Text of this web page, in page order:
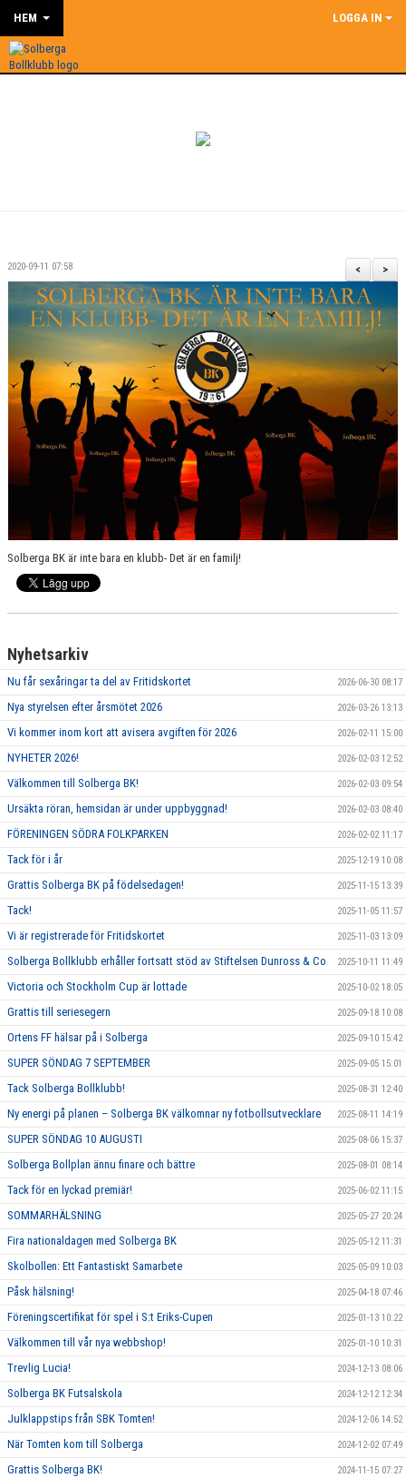
HEM LOGGA IN
>
<
2020-09-11 07:58
Solberga BK är inte bara en klubb- Det är en familj!
Nyhetsarkiv
Nu får sexåringar ta del av Fritidskortet 2026-06-30 08:17
Nya styrelsen efter årsmötet 2026 2026-03-26 13:13
Vi kommer inom kort att avisera avgiften för 2026 2026-02-11 15:00
NYHETER 2026! 2026-02-03 12:52
Välkommen till Solberga BK! 2026-02-03 09:54
Ursäkta röran, hemsidan är under uppbyggnad! 2026-02-03 08:40
FÖRENINGEN SÖDRA FOLKPARKEN 2026-02-02 11:17
Tack för i år 2025-12-19 10:08
Grattis Solberga BK på födelsedagen! 2025-11-15 13:39
Tack! 2025-11-05 11:57
Vi är registrerade för Fritidskortet 2025-11-03 13:09
Solberga Bollklubb erhåller fortsatt stöd av Stiftelsen Dunross & Co 2025-10-11 11:49
Victoria och Stockholm Cup är lottade 2025-10-02 18:05
Grattis till seriesegern 2025-09-18 10:08
Ortens FF hälsar på i Solberga 2025-09-10 15:42
SUPER SÖNDAG 7 SEPTEMBER 2025-09-05 15:01
Tack Solberga Bollklubb! 2025-08-31 12:40
Ny energi på planen – Solberga BK välkomnar ny fotbollsutvecklare 2025-08-11 14:19
SUPER SÖNDAG 10 AUGUSTI 2025-08-06 15:37
Solberga Bollplan ännu finare och bättre 2025-08-01 08:14
Tack för en lyckad premiär! 2025-06-02 11:15
SOMMARHÄLSNING 2025-05-27 20:24
Fira nationaldagen med Solberga BK 2025-05-12 11:31
Skolbollen: Ett Fantastiskt Samarbete 2025-05-09 10:03
Påsk hälsning! 2025-04-18 07:46
Föreningscertifikat för spel i S:t Eriks-Cupen 2025-01-13 10:22
Välkommen till vår nya webbshop! 2025-01-10 10:31
Trevlig Lucia! 2024-12-13 08:06
Solberga BK Futsalskola 2024-12-12 12:34
Julklappstips från SBK Tomten! 2024-12-06 14:52
När Tomten kom till Solberga 2024-12-02 07:49
Grattis Solberga BK! 2024-11-15 07:27